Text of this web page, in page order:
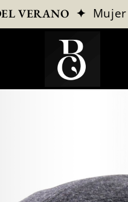
VERANO ✦ Mujer